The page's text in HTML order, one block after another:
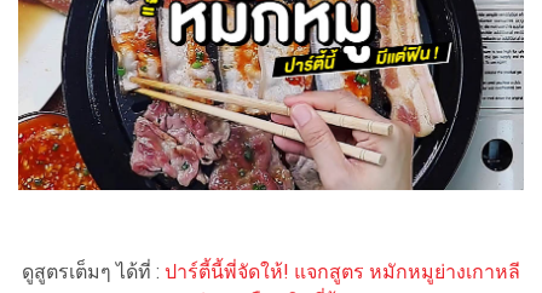
ดูสูตรเต็มๆ ได้ที่ : ปาร์ตี้นี้พี่จัดให้! แจกสูตร หมักหมูย่างเกาหลี